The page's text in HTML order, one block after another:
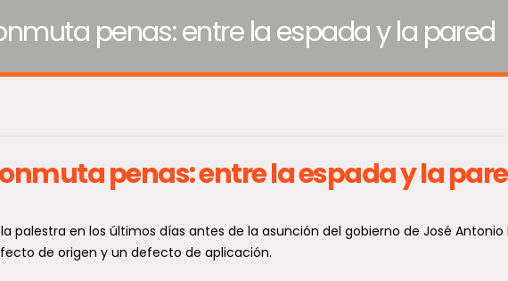
penas: entre la espada y la pared
penas: entre la espada y la
palestra en los últimos días antes de la asunción del gobierno de José Antonio
de origen y un defecto de aplicación.
de
Primer operativo masivo
tras la agenda ACOT deja
656 detenidos y más de 33
mil fiscalizaciones en todo el
¿Quién es Jahir
ocultista chileno,